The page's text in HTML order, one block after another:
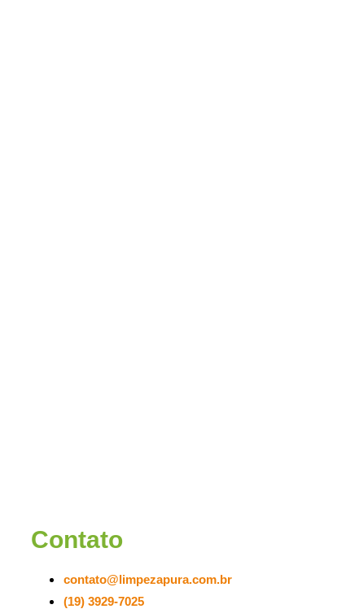
Contato
contato@limpezapura.com.br
(19) 3929-7025